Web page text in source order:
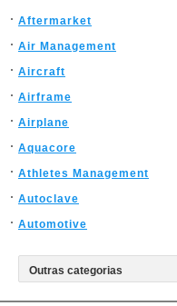
Aftermarket
Air Management
Aircraft
Airframe
Airplane
Aquacore
Athletes Management
Autoclave
Automotive